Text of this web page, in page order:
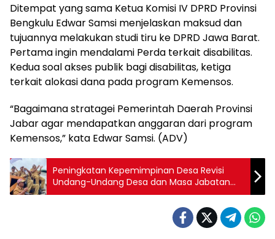
Ditempat yang sama Ketua Komisi IV DPRD Provinsi
Bengkulu Edwar Samsi menjelaskan maksud dan
tujuannya melakukan studi tiru ke DPRD Jawa Barat.
Pertama ingin mendalami Perda terkait disabilitas.
Kedua soal akses publik bagi disabilitas, ketiga
terkait alokasi dana pada program Kemensos.
“Bagaimana stratagei Pemerintah Daerah Provinsi
Jabar agar mendapatkan anggaran dari program
Kemensos,” kata Edwar Samsi. (ADV)
Peningkatan Kepemimpinan Desa Revisi
Undang-Undang Desa dan Masa Jabatan
Kepala Desa